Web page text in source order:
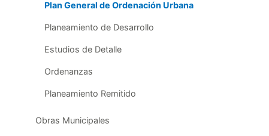
Plan General de Ordenación Urbana
Planeamiento de Desarrollo
Estudios de Detalle
Ordenanzas
Planeamiento Remitido
Obras Municipales